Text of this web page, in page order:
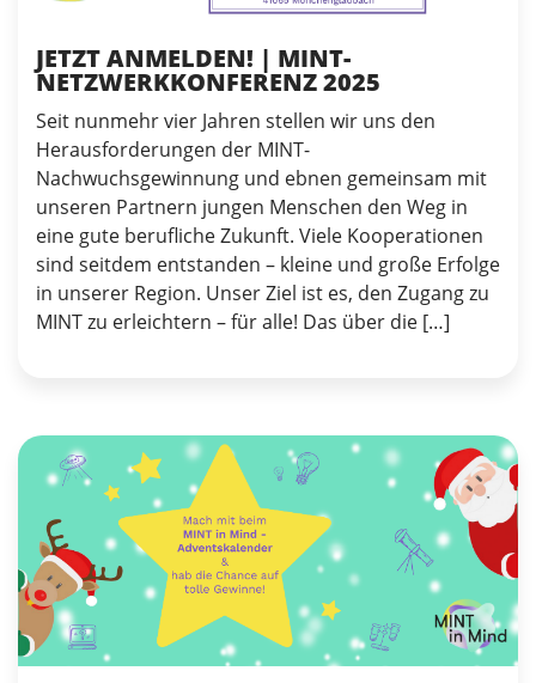
JETZT ANMELDEN! | MINT-
NETZWERKKONFERENZ 2025
Seit nunmehr vier Jahren stellen wir uns den
Herausforderungen der MINT-
Nachwuchsgewinnung und ebnen gemeinsam mit
unseren Partnern jungen Menschen den Weg in
eine gute berufliche Zukunft. Viele Kooperationen
sind seitdem entstanden – kleine und große Erfolge
in unserer Region. Unser Ziel ist es, den Zugang zu
MINT zu erleichtern – für alle! Das über die […]